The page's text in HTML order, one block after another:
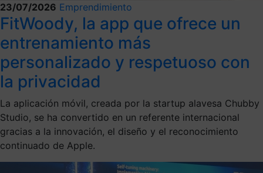
23/07/2026 Emprendimiento
FitWoody, la app que ofrece un
entrenamiento más
personalizado y respetuoso con
la privacidad
La aplicación móvil, creada por la startup alavesa Chubby
Studio, se ha convertido en un referente internacional
gracias a la innovación, el diseño y el reconocimiento
continuado de Apple.